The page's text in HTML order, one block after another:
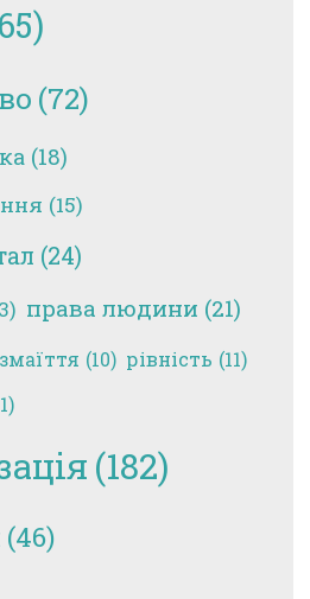
(72)
(18)
(15)
(24)
права людини (21)
(10) рівність (11)
(182)
(46)